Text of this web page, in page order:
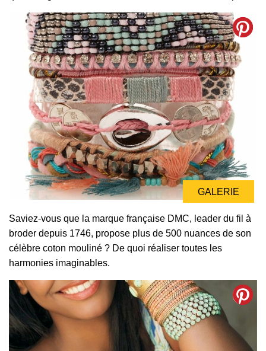
GALERIE
Saviez-vous que la marque française DMC, leader du fil à
broder depuis 1746, propose plus de 500 nuances de son
célèbre coton mouliné ? De quoi réaliser toutes les
harmonies imaginables.